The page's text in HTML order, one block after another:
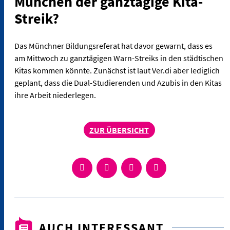
Streik?
Das Münchner Bildungsreferat hat davor gewarnt, dass es
am Mittwoch zu ganztägigen Warn-Streiks in den städtischen
Kitas kommen könnte. Zunächst ist laut Ver.di aber lediglich
geplant, dass die Dual-Studierenden und Azubis in den Kitas
ihre Arbeit niederlegen.
ZUR ÜBERSICHT